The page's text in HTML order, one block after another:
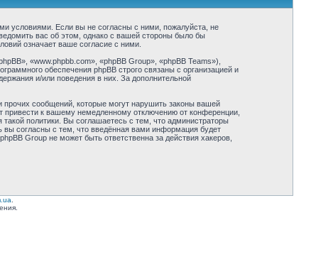
условиями. Если вы не согласны с ними, пожалуйста, не
вас об этом, однако с вашей стороны было бы
означает ваше согласие с ними.
«www.phpbb.com», «phpBB Group», «phpBB Teams»),
обеспечения phpBB строго связаны с организацией и
и/или поведения в них. За дополнительной
сообщений, которые могут нарушить законы вашей
привести к вашему немедленному отключению от конференции,
политики. Вы соглашаетесь с тем, что администраторы
согласны с тем, что введённая вами информация будет
Group не может быть ответственна за действия хакеров,